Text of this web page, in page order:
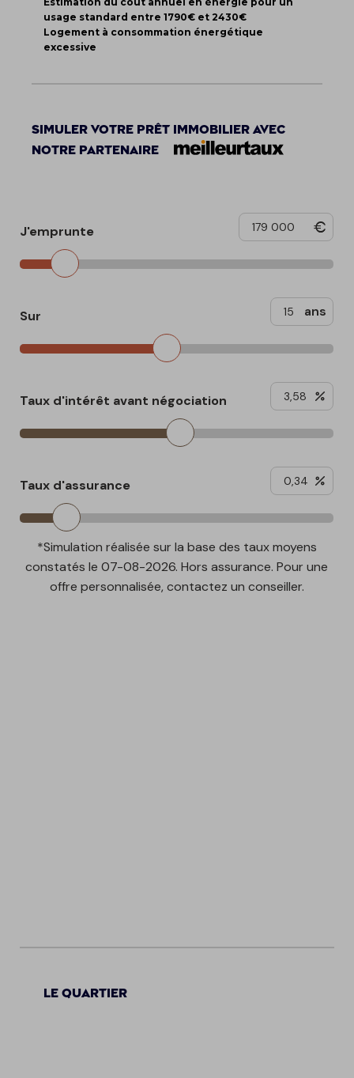
usage standard entre 1790€ et 2430€
Logement à consommation énergétique
excessive
Simuler votre prêt immobilier avec
notre partenaire
Le quartier